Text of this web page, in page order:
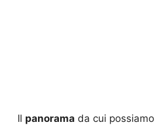
Il panorama da cui